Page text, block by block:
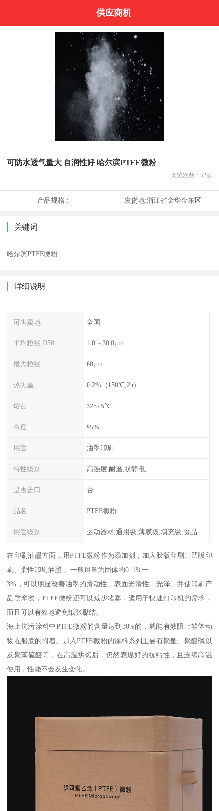
供应商机
可防水透气量大 自润性好 哈尔滨PTFE微粉
浏览次数： 52次
产品规格： 发货地:浙江省金华金东区
关键词
哈尔滨PTFE微粉
详细说明
可售卖地 全国
平均粒径 D50 1.0～30.0μm
最大粒径 60μm
热失重 0.2%（150℃,2h）
熔点 325±5℃
白度 95%
用途 油墨印刷
特性级别 高强度,耐磨,抗静电,
是否进口 否
品名 PTFE微粉
用途级别
在印刷油墨方面，用PTFE微粉作为添加剂，加入胶版印刷、凹版印
刷、柔性印刷油墨 。一般用量为固体的0. 1%一
3%，可以明显改善油墨的滑动性、表面光滑性、光泽、并使印刷产
品耐摩擦，PTFE微粉还可以减少堵塞，适用于快速打印机的需求，
而且可以有效地避免纸张黏结。
海上抗污涂料中PTFE微粉的含量达到30%的，就能有效阻止软体动
物在船底的附着。加入PTFE微粉的涂料系列主要有聚酰、聚醚砜以
及聚苯硫醚等，在高温烘烤后，仍然表现好的抗粘性，且连续高温
使用，性能不会发生变化。